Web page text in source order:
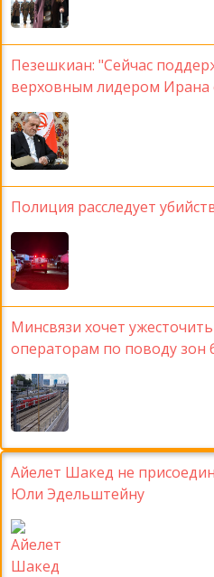
Пезешкиан: "Сейчас
верховным лидером Ирана
Полиция расследует
Минсвязи хочет
операторам по поводу зон
Айелет Шакед не
Юли Эдельштейну